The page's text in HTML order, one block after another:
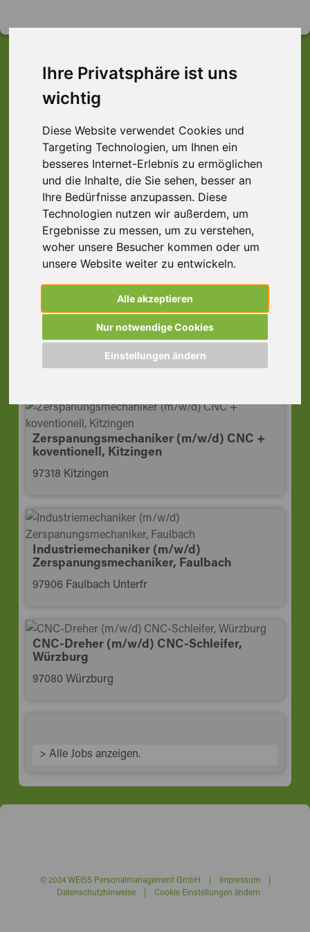
Ihre Privatsphäre ist uns
wichtig
Diese Website verwendet Cookies und
Targeting Technologien, um Ihnen ein
besseres Internet-Erlebnis zu ermöglichen
und die Inhalte, die Sie sehen, besser an
Ihre Bedürfnisse anzupassen. Diese
Technologien nutzen wir außerdem, um
Ergebnisse zu messen, um zu verstehen,
woher unsere Besucher kommen oder um
unsere Website weiter zu entwickeln.
Alle akzeptieren
Nur notwendige Cookies
Einstellungen ändern
Dieser Job ist leider
nicht mehr verfügbar ...
... aber vielleicht ist hier etwas dabei:
CNC-Dreher (m/w/d) CNC-Fräser,
Schweinfurt
97421 Schweinfurt
Maschinenbediener (m/w/d) CNC
Schichtarbeit, Kitzingen
97318 Kitzingen
Zerspanungsmechaniker (m/w/d) CNC +
koventionell, Kitzingen
97318 Kitzingen
Industriemechaniker (m/w/d)
Zerspanungsmechaniker, Faulbach
97906 Faulbach Unterfr
CNC-Dreher (m/w/d) CNC-Schleifer,
Würzburg
97080 Würzburg
> Alle Jobs anzeigen.
© 2024 WEISS Personalmanagement GmbH | Impressum|
Datenschutzhinweise| Cookie Einstellungen ändern